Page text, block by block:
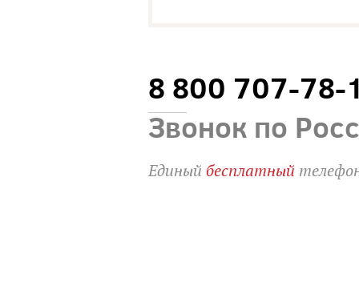
8 800 707-78-
Звонок по
Единыйбесплатный